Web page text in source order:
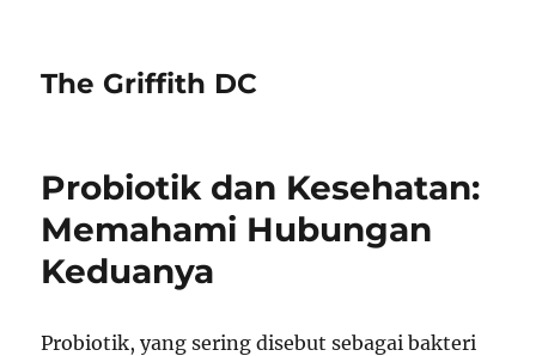
The Griffith DC
Probiotik dan Kesehatan:
Memahami Hubungan
Keduanya
Probiotik, yang sering disebut sebagai bakteri